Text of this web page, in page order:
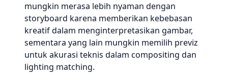
mungkin merasa lebih nyaman dengan
storyboard karena memberikan kebebasan
kreatif dalam menginterpretasikan gambar,
sementara yang lain mungkin memilih previz
untuk akurasi teknis dalam compositing dan
lighting matching.